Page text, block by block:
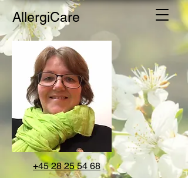
AllergiCare
+45 28 25 54 68